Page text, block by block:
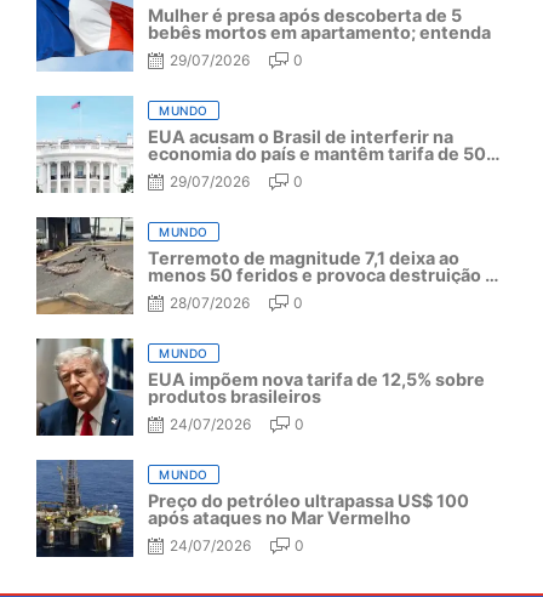
Mulher é presa após descoberta de 5
bebês mortos em apartamento; entenda
29/07/2026 0
MUNDO
EUA acusam o Brasil de interferir na
economia do país e mantêm tarifa de 50%
por mais um ano
29/07/2026 0
MUNDO
Terremoto de magnitude 7,1 deixa ao
menos 50 feridos e provoca destruição no
Japão
28/07/2026 0
MUNDO
EUA impõem nova tarifa de 12,5% sobre
produtos brasileiros
24/07/2026 0
MUNDO
Preço do petróleo ultrapassa US$ 100
após ataques no Mar Vermelho
24/07/2026 0